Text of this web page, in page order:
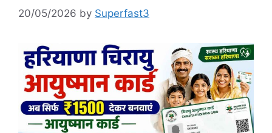
20/05/2026 by Superfast3